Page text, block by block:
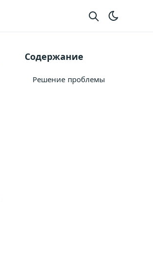
Содержание
Решение проблемы